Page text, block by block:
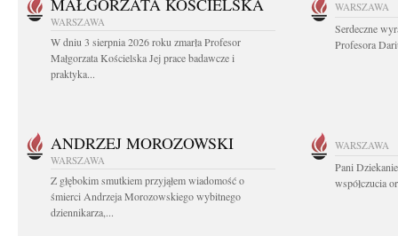
MAŁGORZATA KOŚCIELSKA
WARSZAWA
W dniu 3 sierpnia 2026 roku zmarła Profesor
Małgorzata Kościelska Jej prace badawcze i
praktyka...
WARSZAWA
Serdeczne
Profesora
ANDRZEJ MOROZOWSKI
WARSZAWA
Z głębokim smutkiem przyjąłem wiadomość o
śmierci Andrzeja Morozowskiego wybitnego
dziennikarza,...
WARSZAWA
Pani
współczucia